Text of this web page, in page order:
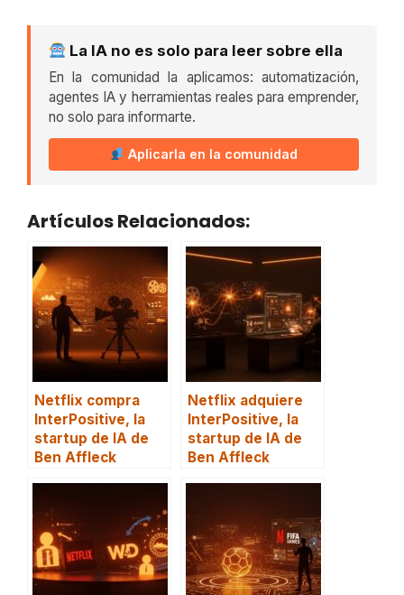
La IA no es solo para leer sobre ella
En la comunidad la aplicamos: automatización,
agentes IA y herramientas reales para emprender,
no solo para informarte.
Aplicarla en la comunidad
Artículos Relacionados:
Netflix compra
InterPositive, la
startup de IA de
Ben Affleck
Netflix adquiere
InterPositive, la
startup de IA de
Ben Affleck